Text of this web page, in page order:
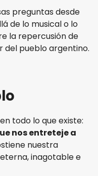
preguntas desde
de lo musical o lo
la repercusión de
del pueblo argentino.
todo lo que existe:
nos entreteje a
nuestra
inagotable e